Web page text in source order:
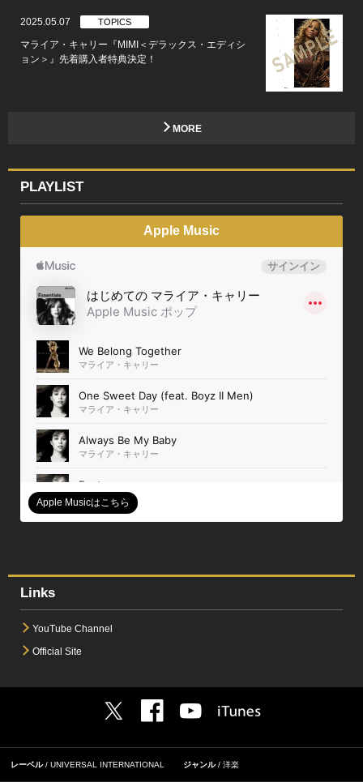
2025.05.07 TOPICS
マライア・キャリー『MIMI＜デラックス・エディシ
ョン＞』先着購入者特典決定！
MORE
PLAYLIST
Apple Music
Apple Musicはこちら
Links
YouTube Channel
Official Site
レーベル UNIVERSAL INTERNATIONAL ジャンル 洋楽